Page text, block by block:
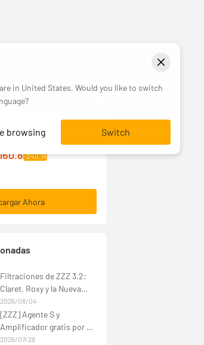
in United States. Would you like to switch
browsing Switch
Zone Zero
todo en uno
-$40.14
Ahora
Filtraciones de ZZZ 3.2:
Claret, Roxy y la Nueva
Especialidad Armera
2026/08/04
[ZZZ] Agente S y
Amplificador gratis por el
3.1 Aniversario: ¿A quién
2026/07/28